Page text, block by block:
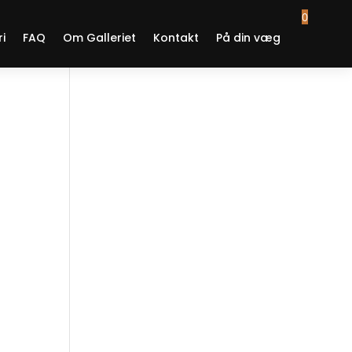
FAQ Om Galleriet Kontakt På din væg
0